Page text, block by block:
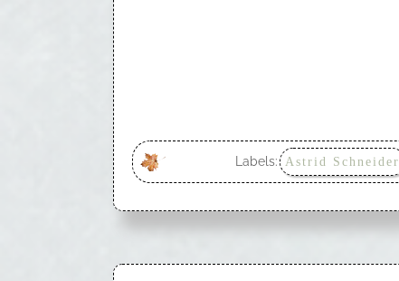
Labels: Astrid Schneider